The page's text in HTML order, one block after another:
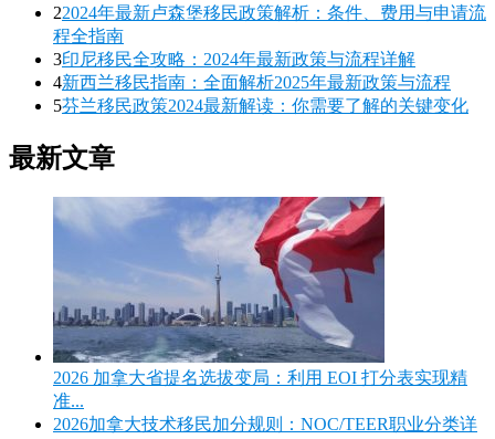
22024年最新卢森堡移民政策解析：条件、费用与申请流
程全指南
3印尼移民全攻略：2024年最新政策与流程详解
4新西兰移民指南：全面解析2025年最新政策与流程
5芬兰移民政策2024最新解读：你需要了解的关键变化
最新文章
2026 加拿大省提名选拔变局：利用 EOI 打分表实现精
准...
2026加拿大技术移民加分规则：NOC/TEER职业分类详